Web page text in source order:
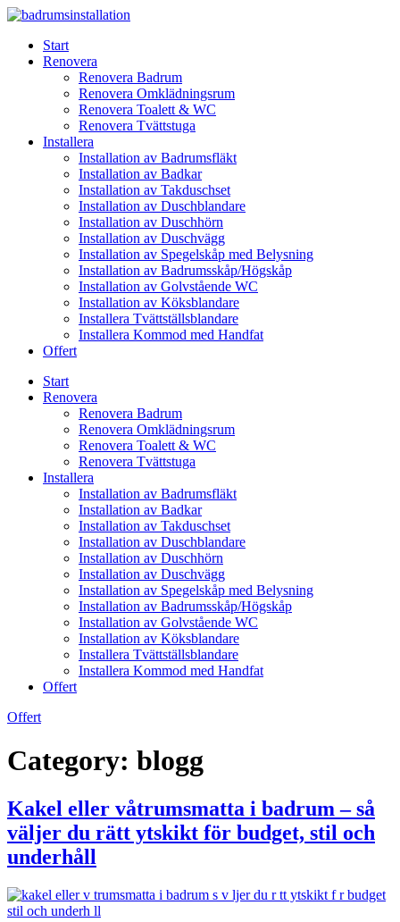
Skip
contentStart
Renovera
Renovera Badrum
Renovera Omklädningsrum
Renovera Toalett & WC
Renovera Tvättstuga
Installera
Installation av Badrumsfläkt
Installation av Badkar
Installation av Takduschset
Installation av Duschblandare
Installation av Duschhörn
Installation av Duschvägg
Installation av Spegelskåp med Belysning
Installation av Badrumsskåp/Högskåp
Installation av Golvstående WC
Installation av Köksblandare
Installera Tvättställsblandare
Installera Kommod med Handfat
Offert
Start
Renovera
Renovera Badrum
Renovera Omklädningsrum
Renovera Toalett & WC
Renovera Tvättstuga
Installera
Installation av Badrumsfläkt
Installation av Badkar
Installation av Takduschset
Installation av Duschblandare
Installation av Duschhörn
Installation av Duschvägg
Installation av Spegelskåp med Belysning
Installation av Badrumsskåp/Högskåp
Installation av Golvstående WC
Installation av Köksblandare
Installera Tvättställsblandare
Installera Kommod med Handfat
Offert
Offert
Category: blogg
Kakel eller våtrumsmatta i badrum – så
väljer du rätt ytskikt för budget, stil och
underhåll